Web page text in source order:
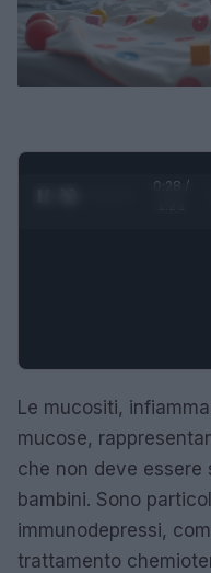
0:29 /
Le mucositi,
mucose,
che non deve
bambini. Sono
immunodepressi,
trattamento